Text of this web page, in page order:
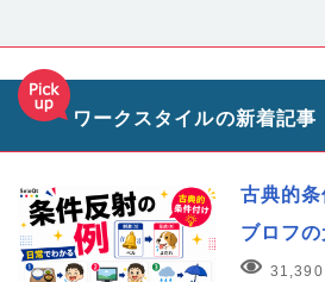
ワークスタイルの新着記事
古典的
ブロフ